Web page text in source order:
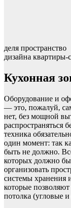
деля пространство
дизайна квартиры-
Кухонная
Оборудование и
— это, пожалуй,
нет, без мощной
распространяться
техника
один момент: так
быть не должно.
которых должно
организовать
системы хранения
которые
потолка (угловые